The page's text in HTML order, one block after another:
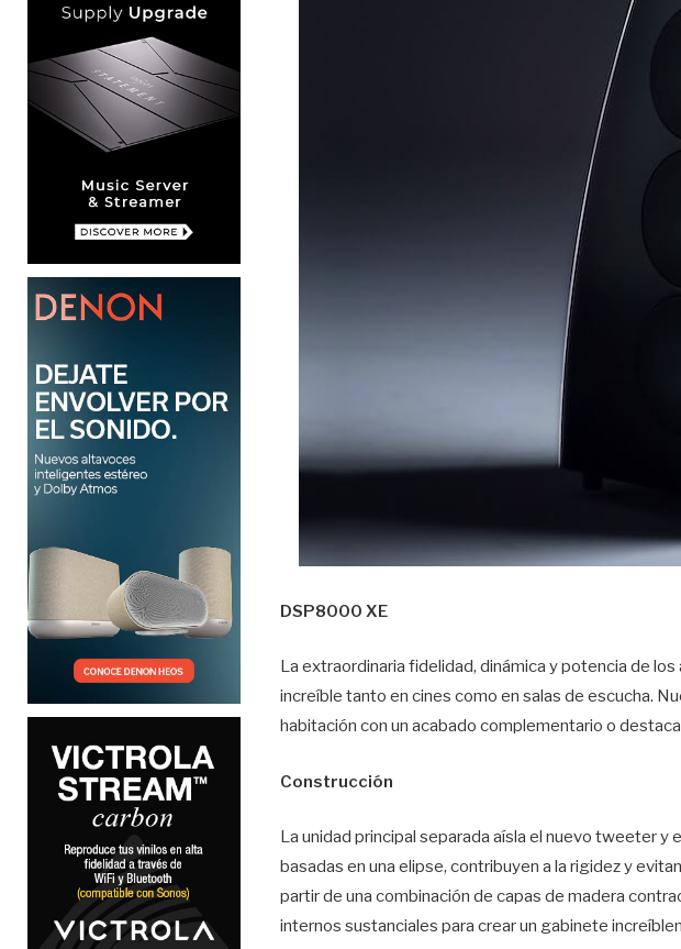
DSP8000 XE
La extraordinaria fidelidad, dinámica y potencia de
increíble tanto en cines como en salas de escucha.
habitación con un acabado complementario o
Construcción
La unidad principal separada aísla el nuevo tweeter
basadas en una elipse, contribuyen a la rigidez y
partir de una combinación de capas de madera
internos sustanciales para crear un gabinete